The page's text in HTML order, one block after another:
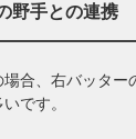
野手との連携
合、右バッター
です。